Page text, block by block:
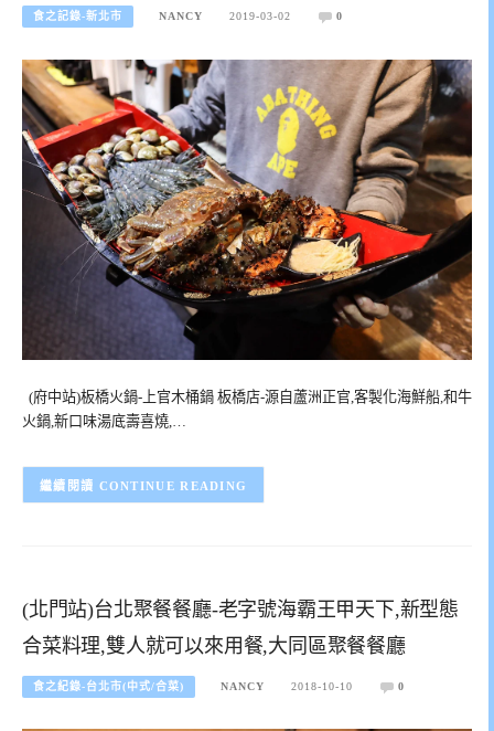
食之記錄-新北市 NANCY 2019-03-02 0
(府中站)板橋火鍋-上官木桶鍋 板橋店-源自蘆洲正官,客製化海鮮船,和牛
火鍋,新口味湯底壽喜燒,…
CONTINUE READING
(北門站)台北聚餐餐廳-老字號海霸王甲天下,新型態
合菜料理,雙人就可以來用餐,大同區聚餐餐廳
食之紀錄-台北市(中式/合菜) NANCY 2018-10-10 0